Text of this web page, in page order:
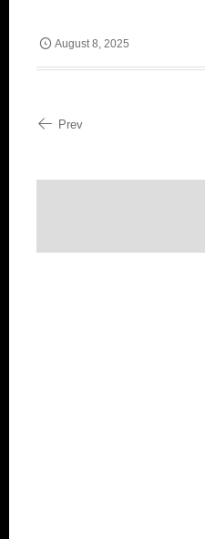
August 8 2025
Prev